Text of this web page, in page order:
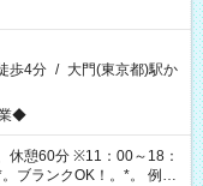
歩4分 / 大門(東京都)駅か
◆
休憩60分 ※11：00～18：